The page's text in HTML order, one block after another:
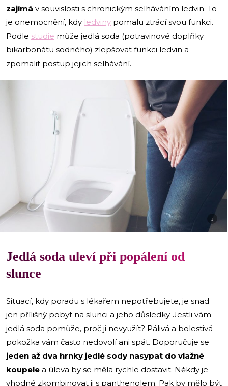
zajímá v souvislosti s chronickým selháváním ledvin. To
je onemocnění, kdy ledviny pomalu ztrácí svou funkci.
Podle studie může jedlá soda (potravinové doplňky
bikarbonátu sodného) zlepšovat funkci ledvin a
zpomalit postup jejich selhávání.
i
Jedlá soda uleví při popálení od
slunce
Situací, kdy poradu s lékařem nepotřebujete, je snad
jen přílišný pobyt na slunci a jeho důsledky. Jestli vám
jedlá soda pomůže, proč ji nevyužít? Pálivá a bolestivá
pokožka vám často nedovolí ani spát. Doporučuje se
jeden až dva hrnky jedlé sody nasypat do vlažné
koupele a úleva by se měla rychle dostavit. Někdy je
vhodné zkombinovat ji s panthenolem. Pak by mělo být